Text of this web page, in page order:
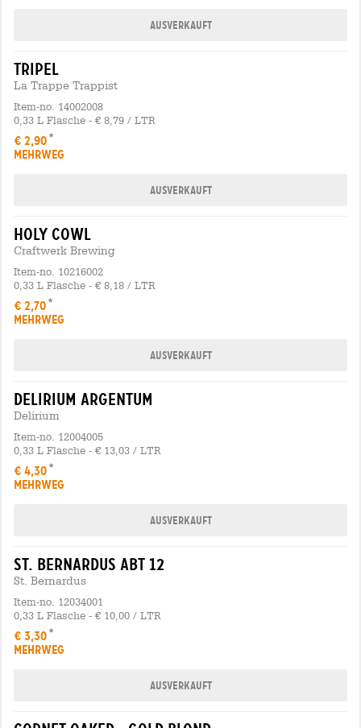
Ausverkauft
tripel
La Trappe Trappist
Item-no. 14002008
0,33 L Flasche - € 8,79 / LTR
€ 2,90
MEHRWEG
Ausverkauft
holy cowl
Craftwerk Brewing
Item-no. 10216002
0,33 L Flasche - € 8,18 / LTR
€ 2,70
MEHRWEG
Ausverkauft
delirium argentum
Delirium
Item-no. 12004005
0,33 L Flasche - € 13,03 / LTR
€ 4,30
MEHRWEG
Ausverkauft
st. bernardus abt 12
St. Bernardus
Item-no. 12034001
0,33 L Flasche - € 10,00 / LTR
€ 3,30
MEHRWEG
Ausverkauft